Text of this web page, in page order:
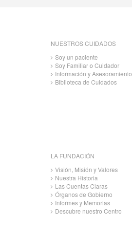
NUESTROS CUIDADOS
Soy un paciente
Soy Familiar o Cuidador
Información y Asesoramiento
Biblioteca de Cuidados
LA FUNDACIÓN
Visión, Misión y Valores
Nuestra Historia
Las Cuentas Claras
Órganos de Gobierno
Informes y Memorias
Descubre nuestro Centro